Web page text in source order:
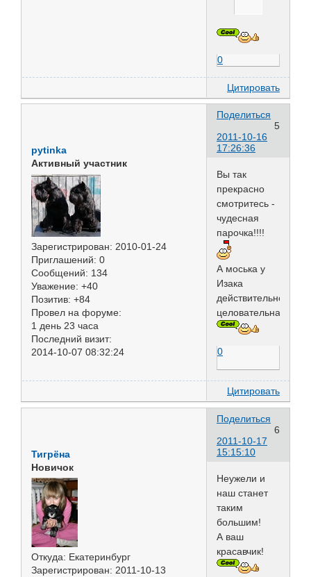
0
Цитировать
Поделиться
5
2011-10-16
17:26:36
pytinka
Активный участник
Зарегистрирован: 2010-01-24
Приглашений: 0
Сообщений: 134
Уважение: +40
Позитив: +84
Провел на форуме:
1 день 23 часа
Последний визит:
2014-10-07 08:32:24
Вы так
прекрасно
смотритесь -
чудесная
парочка!!!!
А моська у
Изака
действительно
целовательная....
0
Цитировать
Поделиться
6
2011-10-17
15:15:10
Тигрёна
Новичок
Откуда: Екатеринбург
Зарегистрирован: 2011-10-13
Неужели и
наш станет
таким
большим!
А ваш
красавчик!